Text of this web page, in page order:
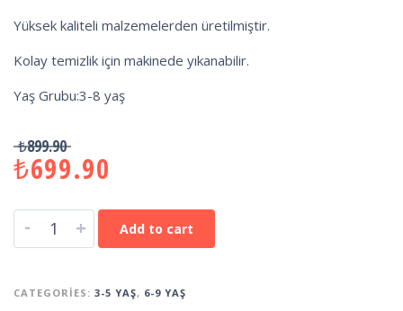
Yüksek kaliteli malzemelerden üretilmiştir.
Kolay temizlik için makinede yıkanabilir.
Yaş Grubu:3-8 yaş
₺899.90
₺699.90
- + Add to cart
CATEGORIES: 3-5 YAŞ, 6-9 YAŞ